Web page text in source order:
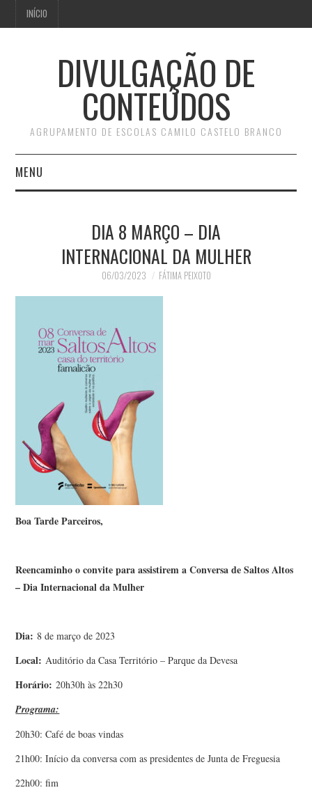
INÍCIO
DIVULGAÇÃO DE
CONTEÚDOS
AGRUPAMENTO DE ESCOLAS CAMILO CASTELO BRANCO
MENU
DIA 8 MARÇO – DIA
INTERNACIONAL DA MULHER
06/03/2023 FÁTIMA PEIXOTO
Boa Tarde Parceiros,
Reencaminho o convite para assistirem a Conversa de Saltos Altos
– Dia Internacional da Mulher
Dia: 8 de março de 2023
Local:Auditório da Casa Território – Parque da Devesa
Horário:20h30h às 22h30
Programa:
20h30: Café de boas vindas
21h00: Início da conversa com as presidentes de Junta de Freguesia
22h00: fim